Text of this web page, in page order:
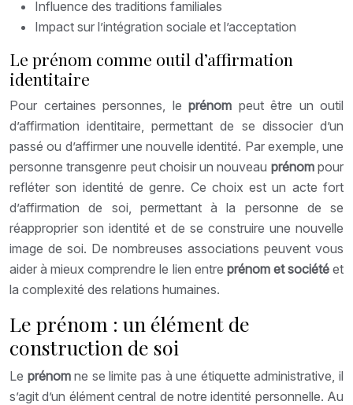
Influence des traditions familiales
Impact sur l’intégration sociale et l’acceptation
Le prénom comme outil d’affirmation
identitaire
Pour certaines personnes, le prénom peut être un outil
d’affirmation identitaire, permettant de se dissocier d’un
passé ou d’affirmer une nouvelle identité. Par exemple, une
personne transgenre peut choisir un nouveau prénompour
refléter son identité de genre. Ce choix est un acte fort
d’affirmation de soi, permettant à la personne de se
réapproprier son identité et de se construire une nouvelle
image de soi. De nombreuses associations peuvent vous
aider à mieux comprendre le lien entre prénom et sociétéet
la complexité des relations humaines.
Le prénom : un élément de
construction de soi
Le prénomne se limite pas à une étiquette administrative, il
s’agit d’un élément central de notre identité personnelle. Au